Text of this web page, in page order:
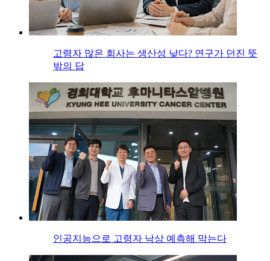
고령자 많은 회사는 생산성 낮다? 연구가 던진 뜻
밖의 답
인공지능으로 고령자 낙상 예측해 막는다